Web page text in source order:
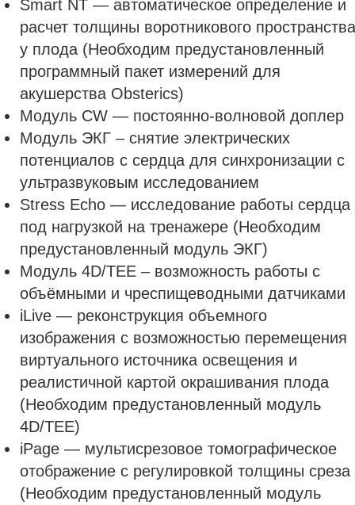
Smart NT — автоматическое определение и
расчет толщины воротникового пространства
у плода (Необходим предустановленный
программный пакет измерений для
акушерства Obsterics)
Модуль CW — постоянно-волновой доплер
Модуль ЭКГ – снятие электрических
потенциалов с сердца для синхронизации с
ультразвуковым исследованием
Stress Echo — исследование работы сердца
под нагрузкой на тренажере (Необходим
предустановленный модуль ЭКГ)
Модуль 4D/TEE – возможность работы с
объёмными и чреспищеводными датчиками
iLive — реконструкция объемного
изображения с возможностью перемещения
виртуального источника освещения и
реалистичной картой окрашивания плода
(Необходим предустановленный модуль
4D/TEE)
iPage — мультисрезовое томографическое
отображение с регулировкой толщины среза
(Необходим предустановленный модуль